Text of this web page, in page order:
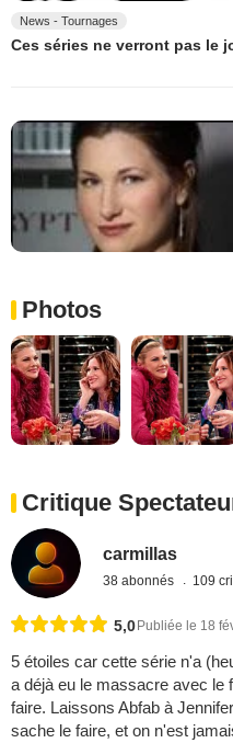
News - Tournages
Ces séries ne verront pas le
Photos
Critique
carmillas
38 abonnés 109
5,0 Publiée le 18
5 étoiles car cette série n'a
a déjà eu le massacre avec le
faire. Laissons Abfab à
sache le faire, et on n'est